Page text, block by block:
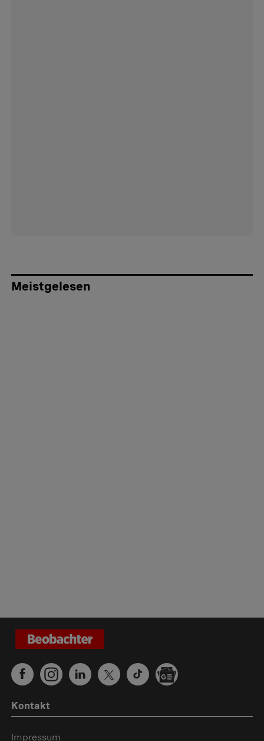
Meistgelesen
Kontakt
Impressum